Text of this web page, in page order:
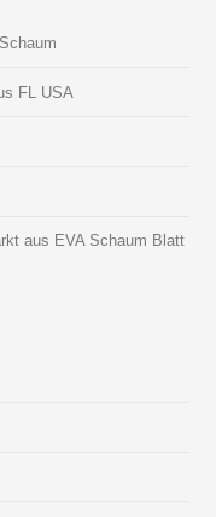
FL USA
aus EVA Schaum Blatt